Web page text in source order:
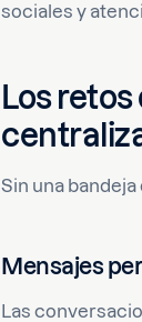
sociales y
Los
Sin una
Mensajes
Las